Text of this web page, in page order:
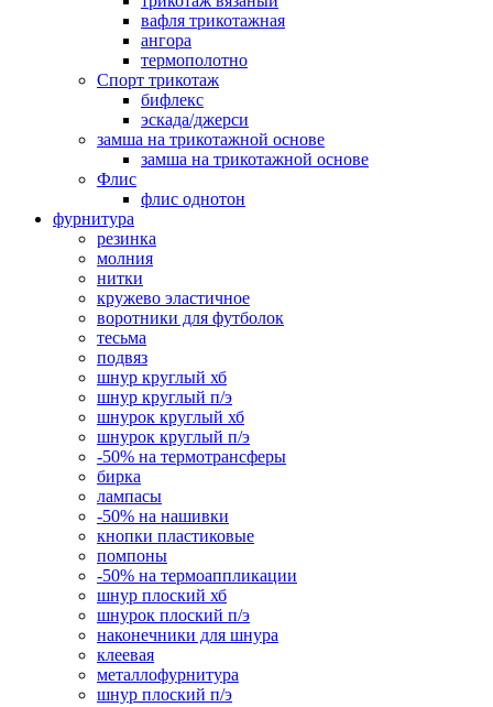
вафля трикотажная
ангора
термополотно
Спорт трикотаж
бифлекс
эскада/джерси
замша на трикотажной основе
замша на трикотажной основе
Флис
флис однотон
фурнитура
резинка
молния
нитки
кружево эластичное
воротники для футболок
тесьма
подвяз
шнур круглый хб
шнур круглый п/э
шнурок круглый хб
шнурок круглый п/э
-50% на термотрансферы
бирка
лампасы
-50% на нашивки
кнопки пластиковые
помпоны
-50% на термоаппликации
шнур плоский хб
шнурок плоский п/э
наконечники для шнура
клеевая
металлофурнитура
шнур плоский п/э